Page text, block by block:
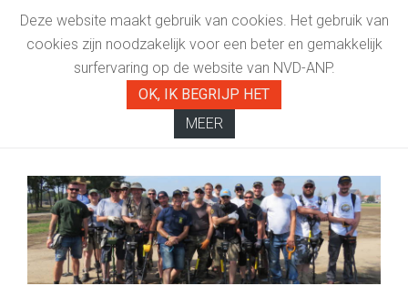
Deze website maakt gebruik van cookies. Het gebruik van
cookies zijn noodzakelijk voor een beter en gemakkelijk
surfervaring op de website van NVD-ANP.
OK, IK BEGRIJP HET
MEER